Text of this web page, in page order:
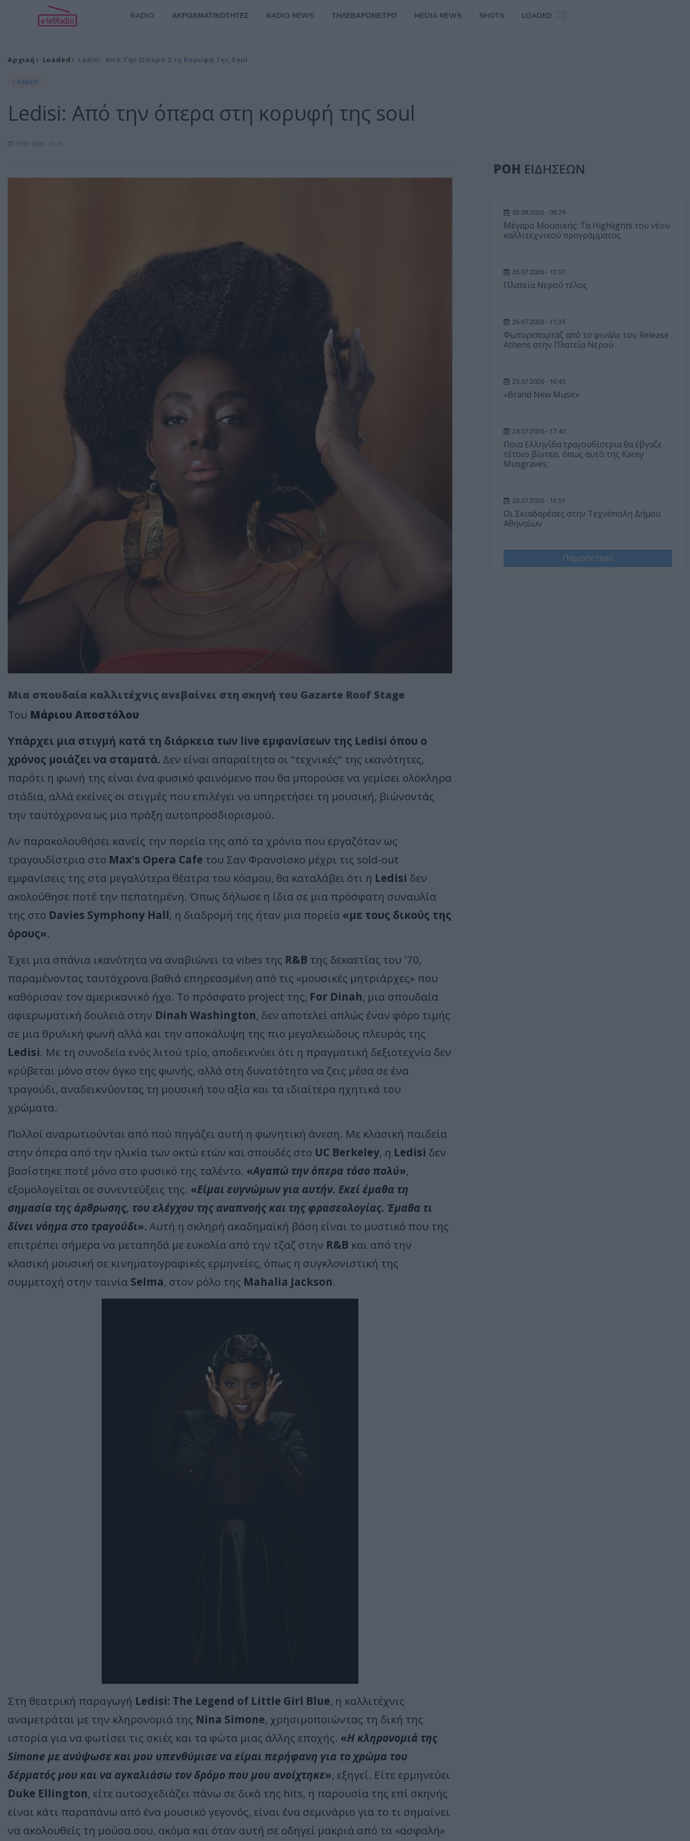
RADIO ΑΚΡΟΑΜΑΤΙΚΟΤΗΤΕΣ RADIO NEWS ΤΗΛΕΒΑΡΟΜΕΤΡΟ MEDIA NEWS SHOTS LOADED
Αρχική Loaded Ledisi: Από Την Όπερα Στη Κορυφή Της Soul
LOADED
Ledisi: Από την όπερα στη κορυφή της soul
03.07.2026 - 16:27
Μια σπουδαία καλλιτέχνις ανεβαίνει στη σκηνή του Gazarte Roof Stage
Του Μάριου Αποστόλου
Υπάρχει μια στιγμή κατά τη διάρκεια των live εμφανίσεων της Ledisi όπου ο
χρόνος μοιάζει να σταματά. Δεν είναι απαραίτητα οι "τεχνικές" της ικανότητες,
παρότι η φωνή της είναι ένα φυσικό φαινόμενο που θα μπορούσε να γεμίσει ολόκληρα
στάδια, αλλά εκείνες οι στιγμές που επιλέγει να υπηρετήσει τη μουσική, βιώνοντάς
την ταυτόχρονα ως μια πράξη αυτοπροσδιορισμού.
Αν παρακολουθήσει κανείς την πορεία της από τα χρόνια που εργαζόταν ως
τραγουδίστρια στο Max’s Opera Cafe του Σαν Φρανσίσκο μέχρι τις sold-out
εμφανίσεις της στα μεγαλύτερα θέατρα του κόσμου, θα καταλάβει ότι η Ledisi δεν
ακολούθησε ποτέ την πεπατημένη. Όπως δήλωσε η ίδια σε μια πρόσφατη συναυλία
της στο Davies Symphony Hall, η διαδρομή της ήταν μια πορεία «με τους δικούς της
όρους».
Έχει μια σπάνια ικανότητα να αναβιώνει τα vibes της R&B της δεκαετίας του '70,
παραμένοντας ταυτόχρονα βαθιά επηρεασμένη από τις «μουσικές μητριάρχες» που
καθόρισαν τον αμερικανικό ήχο. Το πρόσφατο project της, For Dinah, μια σπουδαία
αφιερωματική δουλειά στην Dinah Washington, δεν αποτελεί απλώς έναν φόρο τιμής
σε μια θρυλική φωνή αλλά και την αποκάλυψη της πιο μεγαλειώδους πλευράς της
Ledisi. Με τη συνοδεία ενός λιτού τρίο, αποδεικνύει ότι η πραγματική δεξιοτεχνία δεν
κρύβεται μόνο στον όγκο της φωνής, αλλά στη δυνατότητα να ζεις μέσα σε ένα
τραγούδι, αναδεικνύοντας τη μουσική του αξία και τα ιδιαίτερα ηχητικά του
χρώματα.
Πολλοί αναρωτιούνται από πού πηγάζει αυτή η φωνητική άνεση. Με κλασική παιδεία
στην όπερα από την ηλικία των οκτώ ετών και σπουδές στο UC Berkeley, η Ledisi δεν
βασίστηκε ποτέ μόνο στο φυσικό της ταλέντο. «Αγαπώ την όπερα τόσο πολύ»,
εξομολογείται σε συνεντεύξεις της. «Είμαι ευγνώμων για αυτήν. Εκεί έμαθα τη
σημασία της άρθρωσης, του ελέγχου της αναπνοής και της φρασεολογίας. Έμαθα τι
δίνει νόημα στο τραγούδι». Αυτή η σκληρή ακαδημαϊκή βάση είναι το μυστικό που της
επιτρέπει σήμερα να μεταπηδά με ευκολία από την τζαζ στην R&B και από την
κλασική μουσική σε κινηματογραφικές ερμηνείες, όπως η συγκλονιστική της
συμμετοχή στην ταινία Selma, στον ρόλο της Mahalia Jackson.
Στη θεατρική παραγωγή Ledisi: The Legend of Little Girl Blue, η καλλιτέχνις
αναμετράται με την κληρονομιά της Nina Simone, χρησιμοποιώντας τη δική της
ιστορία για να φωτίσει τις σκιές και τα φώτα μιας άλλης εποχής. «Η κληρονομιά της
Simone με ανύψωσε και μου υπενθύμισε να είμαι περήφανη για το χρώμα του
δέρματός μου και να αγκαλιάσω τον δρόμο που μου ανοίχτηκε», εξηγεί. Είτε ερμηνεύει
Duke Ellington, είτε αυτοσχεδιάζει πάνω σε δικά της hits, η παρουσία της επί σκηνής
είναι κάτι παραπάνω από ένα μουσικό γεγονός, είναι ένα σεμινάριο για το τι σημαίνει
να ακολουθείς τη μούσα σου, ακόμα και όταν αυτή σε οδηγεί μακριά από τα «ασφαλή»
ΡΟΗ ΕΙΔΗΣΕΩΝ
02.08.2026 - 08:29
Μέγαρο Μουσικής: Τα Highlights του νέου
καλλιτεχνικού προγράμματος
26.07.2026 - 12:07
Πλατεία Νερού τέλος
26.07.2026 - 11:35
Φωτορεπορτάζ από το φινάλε του Release
Athens στην Πλατεία Νερού
25.07.2026 - 10:45
«Brand New Music»
24.07.2026 - 17:40
Ποια Ελληνίδα τραγουδίστρια θα έβγαζε
τέτοιο βίντεο, όπως αυτό της Kacey
Musgraves;
23.07.2026 - 16:51
Οι Σκιαδαρέσες στην Τεχνόπολη Δήμου
Αθηναίων
Περισσότερα